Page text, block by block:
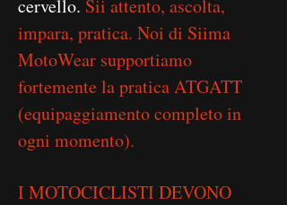
cervello. Sii attento, ascolta,
impara, pratica. Noi di Siima
MotoWear supportiamo
fortemente la pratica ATGATT
(equipaggiamento completo in
ogni momento).
I MOTOCICLISTI DEVONO